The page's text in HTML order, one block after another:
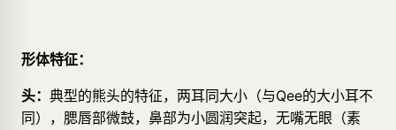
形体特征：
头： 典型的熊头的特征，两耳同大小（与Qee的大小耳不
同），腮唇部微鼓，鼻部为小圆润突起，无嘴无眼（素